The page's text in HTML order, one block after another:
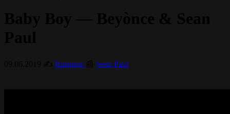
Rastagor Sean Paul